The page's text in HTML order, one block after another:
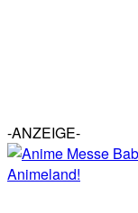
-ANZEIGE-